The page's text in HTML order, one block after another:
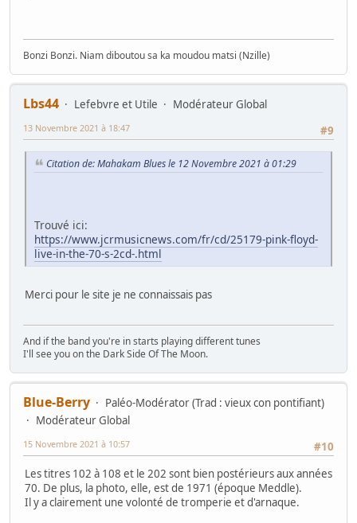
Bonzi Bonzi. Niam diboutou sa ka moudou matsi (Nzille)
Lbs44 Lefebvre et Utile
Modérateur Global
#9
13 Novembre 2021 à 18:47
Citation de: Mahakam Blues le 12 Novembre 2021 à 01:29
Trouvé ici:
https://www.jcrmusicnews.com/fr/cd/25179-pink-floyd-
live-in-the-70-s-2cd-.html
Merci pour le site je ne connaissais pas
And if the band you're in starts playing different tunes
I'll see you on the Dark Side Of The Moon.
Blue-Berry
Paléo-Modérator (Trad : vieux con pontifiant)
Modérateur Global
#10
15 Novembre 2021 à 10:57
Les titres 102 à 108 et le 202 sont bien postérieurs aux années
70. De plus, la photo, elle, est de 1971 (époque Meddle).
Il y a clairement une volonté de tromperie et d'arnaque.